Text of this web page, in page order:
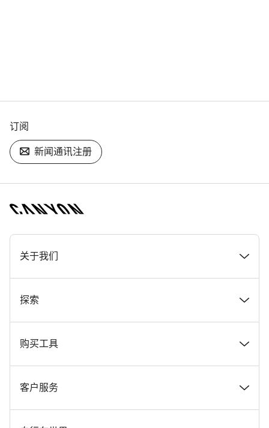
订阅
新闻通讯注册
[footer.linksList.title]
关于我们
奖项
在 Canyon 工作
Canyon 新闻发布室
探索
新闻和故事
提示和建议
购买工具
找到您梦寐以求的 Canyon 自行车
客户服务